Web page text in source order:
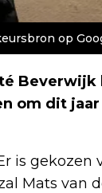
op
om dit jaar
is gekozen
Mats van